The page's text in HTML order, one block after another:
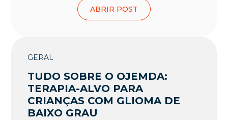
ABRIR POST
GERAL
TUDO SOBRE O OJEMDA:
TERAPIA-ALVO PARA
CRIANÇAS COM GLIOMA DE
BAIXO GRAU